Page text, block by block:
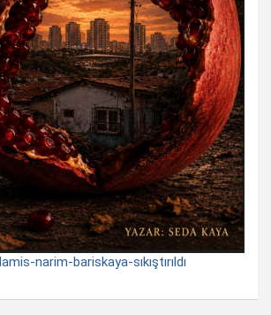
narim-bariskaya-sıkıştırıldı